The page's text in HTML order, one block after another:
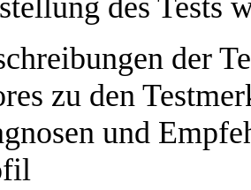
des Tests
der
zu den
und